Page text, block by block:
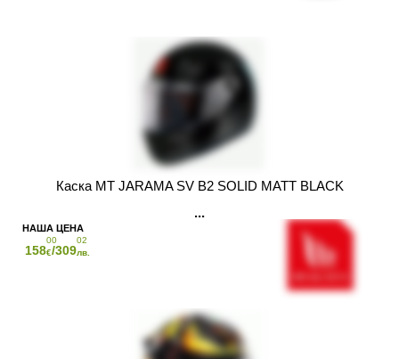
Каска MT JARAMA SV B2 SOLID MATT BLACK
158
00
€/309
02
лв.